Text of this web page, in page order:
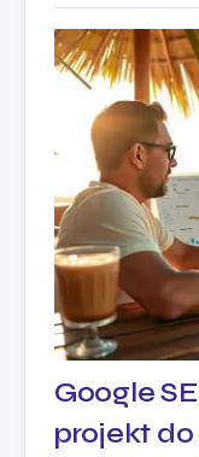
Google
projekt